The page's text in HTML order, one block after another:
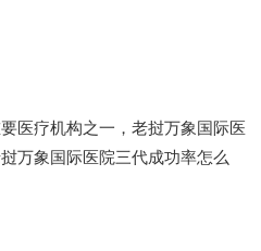
医疗机构之一，老挝万象国际医
万象国际医院三代成功率怎么